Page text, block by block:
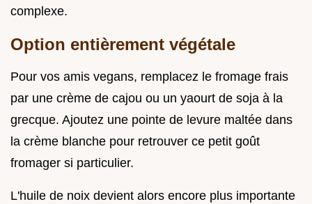
complexe.
Option entièrement végétale
Pour vos amis vegans, remplacez le fromage frais
par une crème de cajou ou un yaourt de soja à la
grecque. Ajoutez une pointe de levure maltée dans
la crème blanche pour retrouver ce petit goût
fromager si particulier.
L'huile de noix devient alors encore plus importante